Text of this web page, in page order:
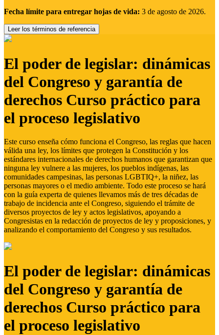
Fecha límite para entregar hojas de vida: 3 de agosto de 2026.
Leer los términos de referencia
El poder de legislar: dinámicas
del Congreso y garantía de
derechos Curso práctico para
el proceso legislativo
Este curso enseña cómo funciona el Congreso, las reglas que hacen
válida una ley, los límites que protegen la Constitución y los
estándares internacionales de derechos humanos que garantizan que
ninguna ley vulnere a las mujeres, los pueblos indígenas, las
comunidades campesinas, las personas LGBTIQ+, la niñez, las
personas mayores o el medio ambiente. Todo este proceso se hará
con la guía experta de quienes llevamos más de tres décadas de
trabajo de incidencia ante el Congreso, siguiendo el trámite de
diversos proyectos de ley y actos legislativos, apoyando a
Congresistas en la redacción de proyectos de ley y proposiciones, y
analizando el comportamiento del Congreso y sus resultados.
El poder de legislar: dinámicas
del Congreso y garantía de
derechos Curso práctico para
el proceso legislativo